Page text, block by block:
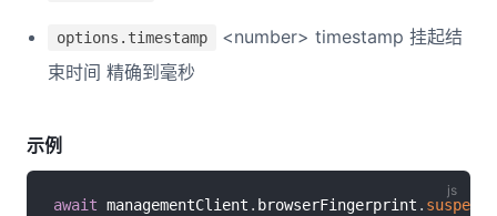
options.timestamp
<number> timestamp 挂起结
束时间 精确到毫秒
示例
await managementClient . browserFingerprint .